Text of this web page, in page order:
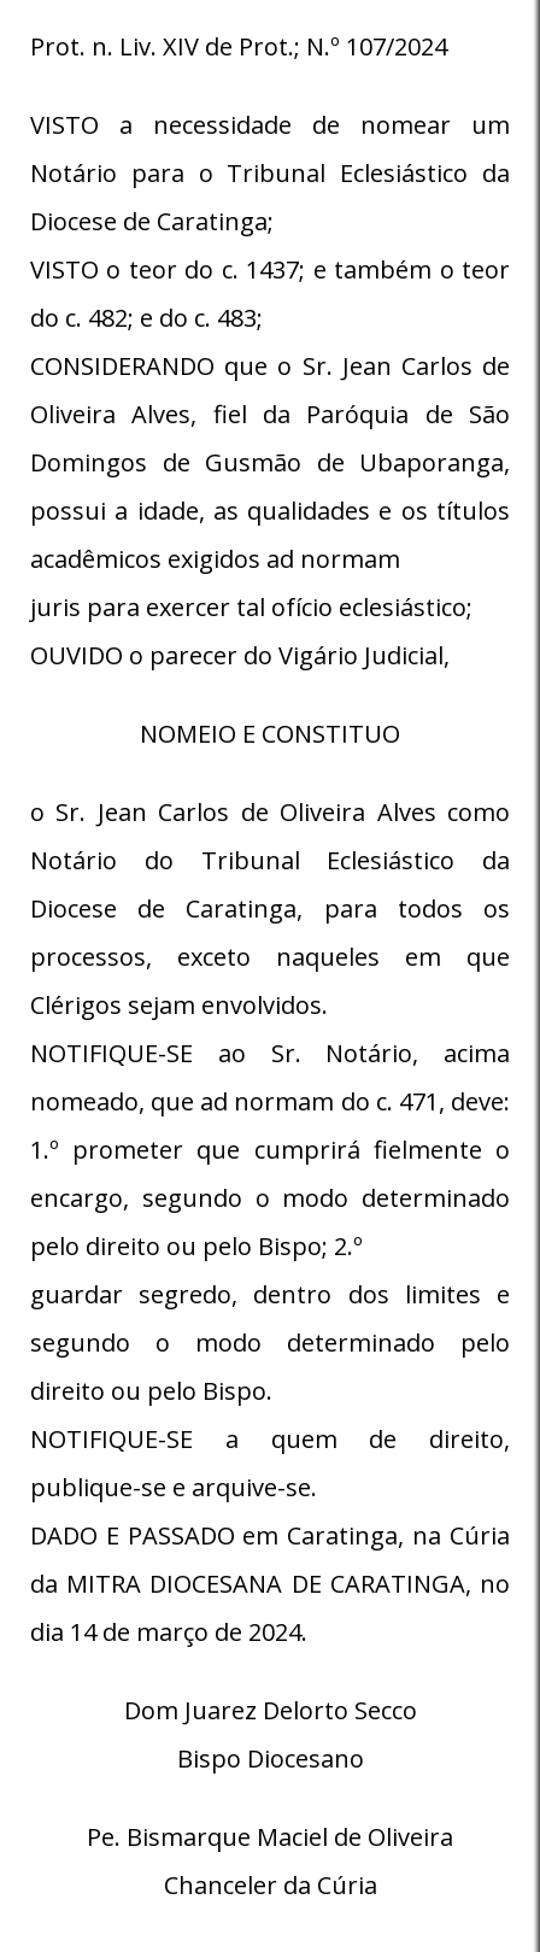
Prot. n. Liv. XIV de Prot.; N.º 107/2024
VISTO a necessidade de nomear um
Notário para o Tribunal Eclesiástico da
Diocese de Caratinga;
VISTO o teor do c. 1437; e também o teor
do c. 482; e do c. 483;
CONSIDERANDO que o Sr. Jean Carlos de
Oliveira Alves, fiel da Paróquia de São
Domingos de Gusmão de Ubaporanga,
possui a idade, as qualidades e os títulos
acadêmicos exigidos ad normam
juris para exercer tal ofício eclesiástico;
OUVIDO o parecer do Vigário Judicial,
NOMEIO E CONSTITUO
o Sr. Jean Carlos de Oliveira Alves como
Notário do Tribunal Eclesiástico da
Diocese de Caratinga, para todos os
processos, exceto naqueles em que
Clérigos sejam envolvidos.
NOTIFIQUE-SE ao Sr. Notário, acima
nomeado, que ad normam do c. 471, deve:
1.º prometer que cumprirá fielmente o
encargo, segundo o modo determinado
pelo direito ou pelo Bispo; 2.º
guardar segredo, dentro dos limites e
segundo o modo determinado pelo
direito ou pelo Bispo.
NOTIFIQUE-SE a quem de direito,
publique-se e arquive-se.
DADO E PASSADO em Caratinga, na Cúria
da MITRA DIOCESANA DE CARATINGA, no
dia 14 de março de 2024.
Dom Juarez Delorto Secco
Bispo Diocesano
Pe. Bismarque Maciel de Oliveira
Chanceler da Cúria